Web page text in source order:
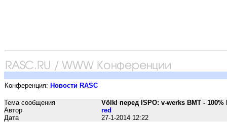
Конференция: Новости RASC
Тема сообщения
Völkl перед ISPO: v-werks BMT -
Автор
red
Дата
27-1-2014 12:22